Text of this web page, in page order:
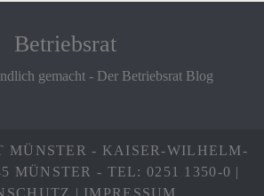
Betriebsrat
gemacht - Der Betriebsrat Blog
MÜNSTER - KAISER-WILHELM-
MÜNSTER - TEL: 0251 1350-0 |
| IMPRESSUM